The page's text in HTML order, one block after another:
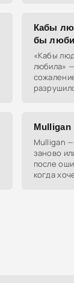
Кабы
бы
«Кабы
любила»
Mulligan
Mulligan
заново
после
когда